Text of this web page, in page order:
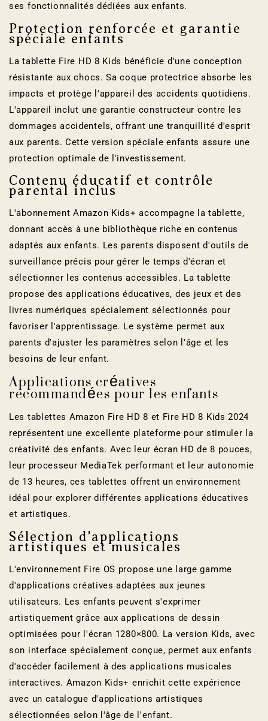
ses fonctionnalités dédiées aux enfants.
Protection renforcée et garantie
spéciale enfants
La tablette Fire HD 8 Kids bénéficie d'une conception
résistante aux chocs. Sa coque protectrice absorbe les
impacts et protège l'appareil des accidents quotidiens.
L'appareil inclut une garantie constructeur contre les
dommages accidentels, offrant une tranquillité d'esprit
aux parents. Cette version spéciale enfants assure une
protection optimale de l'investissement.
Contenu éducatif et contrôle
parental inclus
L'abonnement Amazon Kids+ accompagne la tablette,
donnant accès à une bibliothèque riche en contenus
adaptés aux enfants. Les parents disposent d'outils de
surveillance précis pour gérer le temps d'écran et
sélectionner les contenus accessibles. La tablette
propose des applications éducatives, des jeux et des
livres numériques spécialement sélectionnés pour
favoriser l'apprentissage. Le système permet aux
parents d'ajuster les paramètres selon l'âge et les
besoins de leur enfant.
Applications créatives
recommandées pour les enfants
Les tablettes Amazon Fire HD 8 et Fire HD 8 Kids 2024
représentent une excellente plateforme pour stimuler la
créativité des enfants. Avec leur écran HD de 8 pouces,
leur processeur MediaTek performant et leur autonomie
de 13 heures, ces tablettes offrent un environnement
idéal pour explorer différentes applications éducatives
et artistiques.
Sélection d'applications
artistiques et musicales
L'environnement Fire OS propose une large gamme
d'applications créatives adaptées aux jeunes
utilisateurs. Les enfants peuvent s'exprimer
artistiquement grâce aux applications de dessin
optimisées pour l'écran 1280×800. La version Kids, avec
son interface spécialement conçue, permet aux enfants
d'accéder facilement à des applications musicales
interactives. Amazon Kids+ enrichit cette expérience
avec un catalogue d'applications artistiques
sélectionnées selon l'âge de l'enfant.